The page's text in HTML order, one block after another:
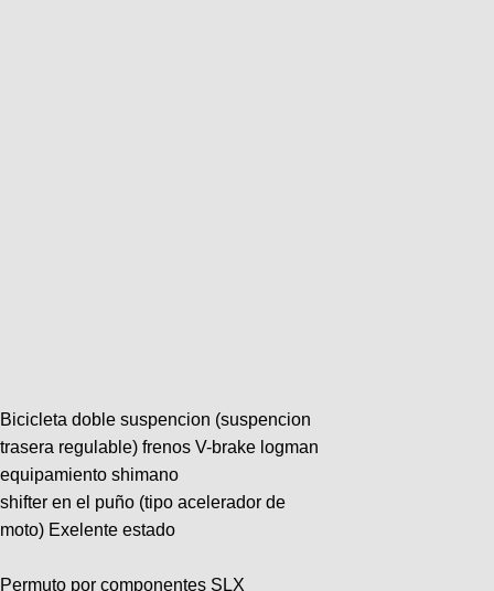
Bicicleta doble suspencion (suspencion
trasera regulable) frenos V-brake logman
equipamiento shimano
shifter en el puño (tipo acelerador de
moto) Exelente estado
Permuto por componentes SLX